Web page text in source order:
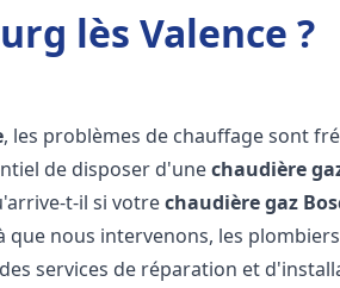
lès Valence ?
, les problèmes de chauffage sont
de disposer d'unechaudière
t-il si votrechaudière gaz
que nous intervenons, les
services de réparation et